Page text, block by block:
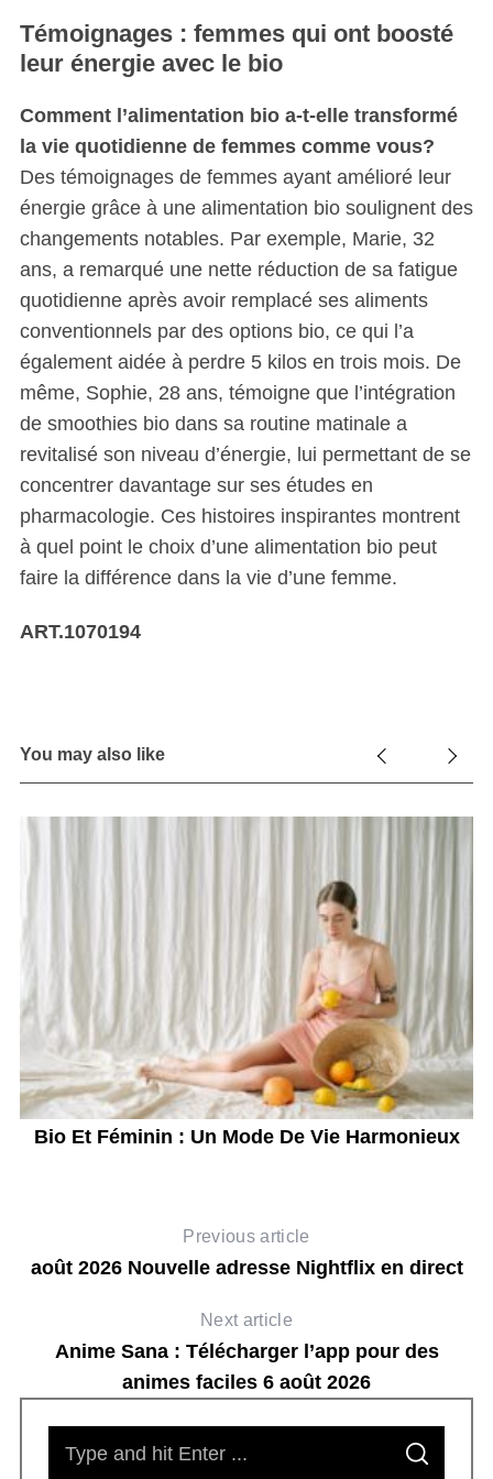
Témoignages : femmes qui ont boosté
leur énergie avec le bio
Comment l’alimentation bio a-t-elle transformé
la vie quotidienne de femmes comme vous?
Des témoignages de femmes ayant amélioré leur
énergie grâce à une alimentation bio soulignent des
changements notables. Par exemple, Marie, 32
ans, a remarqué une nette réduction de sa fatigue
quotidienne après avoir remplacé ses aliments
conventionnels par des options bio, ce qui l’a
également aidée à perdre 5 kilos en trois mois. De
même, Sophie, 28 ans, témoigne que l’intégration
de smoothies bio dans sa routine matinale a
revitalisé son niveau d’énergie, lui permettant de se
concentrer davantage sur ses études en
pharmacologie. Ces histoires inspirantes montrent
à quel point le choix d’une alimentation bio peut
faire la différence dans la vie d’une femme.
ART.1070194
You may also like
Bio Et Féminin : Un Mode De Vie Harmonieux
Previous article
août 2026 Nouvelle adresse Nightflix en direct
Next article
Anime Sana : Télécharger l’app pour des
animes faciles 6 août 2026
S